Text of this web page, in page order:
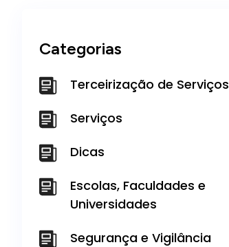
Categorias
Terceirização de Serviços
Serviços
Dicas
Escolas, Faculdades e
Universidades
Segurança e Vigilância